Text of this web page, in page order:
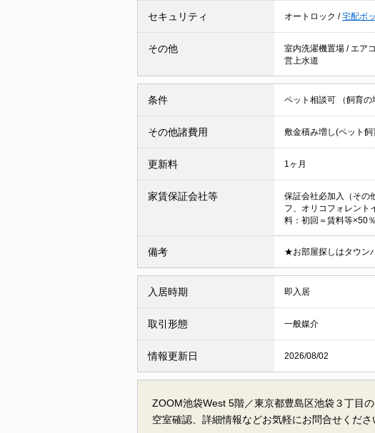
セキュリティ オートロック /宅配ボ
その他 室内洗濯機置場 / エア
営上水道
条件 ペット相談可 （飼育
その他諸費用 敷金積み増し(ペット
更新料 1ヶ月
家賃保証会社等
保証会社必加入（その
フ、オリコフォレント
料：初回＝賃料等×50
備考 ★お部屋探しはタウン
入居時期 即入居
取引形態 一般媒介
情報更新日 2026/08/02
ZOOM池袋West 5階／東京都豊島区池袋３丁目の
空室確認、詳細情報などお気軽にお問合せくださ